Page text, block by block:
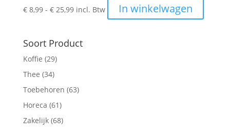
€8,99 - €25,99Prijsklasse:
€ 25,99
incl. Btw In winkelwagen
product
Soort Product
Koffie (29)
Thee (34)
Toebehoren (63)
Horeca (61)
Zakelijk (68)